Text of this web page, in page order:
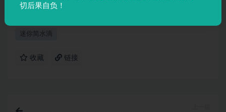
站内容侵犯了原著者的合法权益，可联系我们进行处理。
迷你简水滴
收藏 链接
切后果自负！